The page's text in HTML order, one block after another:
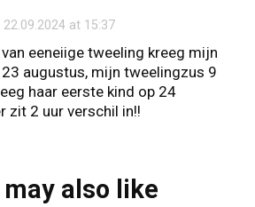
22.09.2024 at 15:37
eeneiige tweeling kreeg mijn
augustus, mijn tweelingzus 9
haar eerste kind op 24
zit 2 uur verschil in!!
may also like